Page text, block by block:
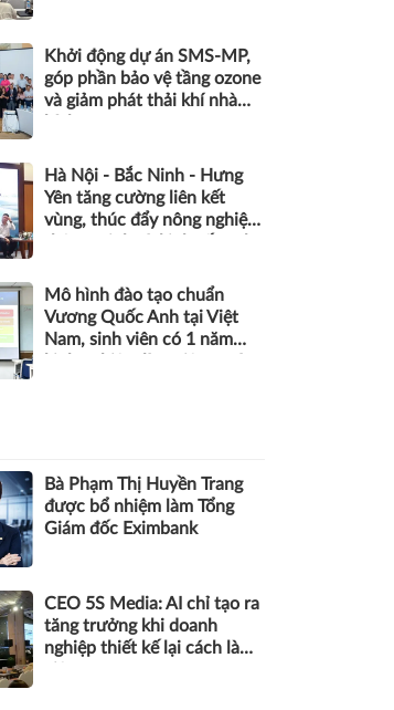
Khởi động dự án SMS-MP,
góp phần bảo vệ tầng ozone
và giảm phát thải khí nhà
Hà Nội - Bắc Ninh - Hưng
Yên tăng cường liên kết
vùng, thúc đẩy nông nghiệp
Mô hình đào tạo chuẩn
Vương Quốc Anh tại Việt
Nam, sinh viên có 1 năm
Bà Phạm Thị Huyền Trang
được bổ nhiệm làm Tổng
Giám đốc Eximbank
CEO 5S Media: AI chỉ tạo ra
tăng trưởng khi doanh
nghiệp thiết kế lại cách làm